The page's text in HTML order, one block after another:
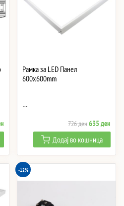
Current
price
is:
1,822 ден.
Рамка за LED Панел
600x600mm
…
726денOriginal
price
was:
726 ден.
635ден
price
is:
635
Додај во кошница
-12%